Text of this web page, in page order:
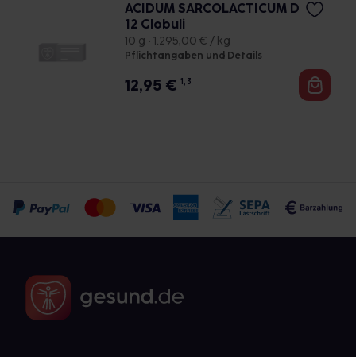
ACIDUM SARCOLACTICUM D
12 Globuli
10 g • 1.295,00 € / kg
Pflichtangaben und Details
12,95 € 1, 3